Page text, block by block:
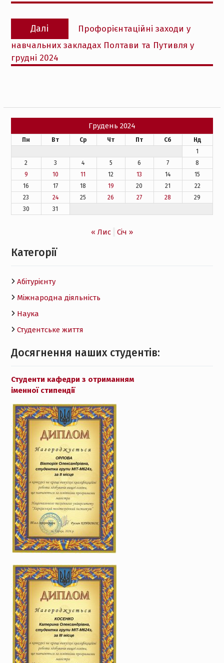
Далі
Наступний
запис:
Профорієнтаційні заходи у
навчальних закладах Полтави та Путивля у
грудні 2024
Грудень 2024
Пн Вт Ср Чт Пт Сб
Нд
1
2
3 4 5 6 7
8
9
10 11 12 13 14
15
16
17 18 19 20 21
22
23
24 25 26 27 28
29
30
31
« Лис Січ »
Категорії
Абітурієнту
Міжнародна діяльність
Наука
Студентське життя
Досягнення наших студентів:
Студенти кафедри з отриманням
іменної стипендії